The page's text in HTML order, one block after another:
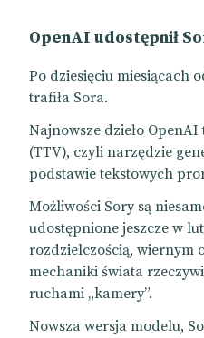
OpenAI udostępnił
Po dziesięciu miesiącach
trafiła Sora.
Najnowsze dzieło
(TTV), czyli narzędzie
podstawie tekstowych
Możliwości Sory są
udostępnione jeszcze w
rozdzielczością, wiernym
mechaniki świata
ruchami „kamery”.
Nowsza wersja modelu,